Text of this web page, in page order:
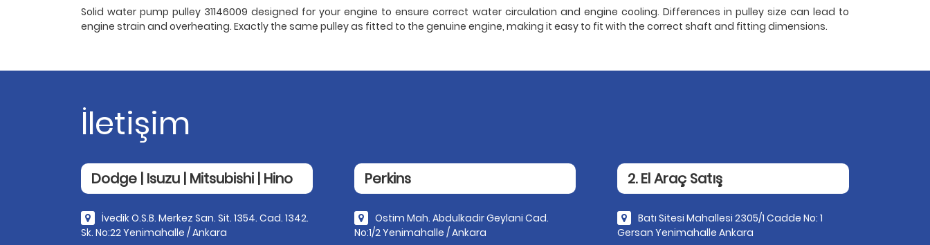
Solid water pump pulley 31146009 designed for your engine to ensure correct water circulation and engine cooling. Differences in pulley size can lead to
engine strain and overheating. Exactly the same pulley as fitted to the genuine engine, making it easy to fit with the correct shaft and fitting dimensions.
İletişim
Dodge | Isuzu | Mitsubishi | Hino
İvedik O.S.B. Merkez San. Sit. 1354. Cad. 1342.
Sk. No:22 Yenimahalle / Ankara
Perkins
Ostim Mah. Abdulkadir Geylani Cad.
No:1/2 Yenimahalle / Ankara
2. El Araç Satış
Batı Sitesi Mahallesi 2305/1 Cadde No: 1
Gersan Yenimahalle Ankara